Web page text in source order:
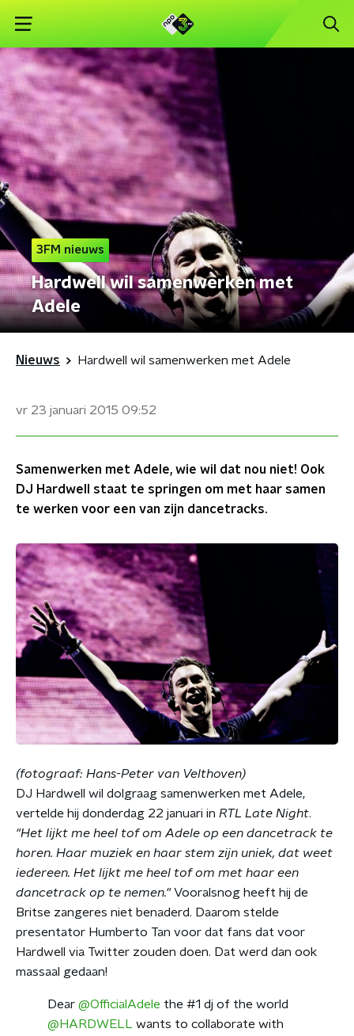
3FM nieuws
Hardwell wil samenwerken met
Adele
Nieuws Hardwell wil samenwerken met Adele
vr 23 januari 2015 09:52
Samenwerken met Adele, wie wil dat nou niet! Ook
DJ Hardwell staat te springen om met haar samen
te werken voor een van zijn dancetracks.
(fotograaf: Hans-Peter van Velthoven)
DJ Hardwell wil dolgraag samenwerken met Adele,
vertelde hij donderdag 22 januari in RTL Late Night.
"Het lijkt me heel tof om Adele op een dancetrack te
horen. Haar muziek en haar stem zijn uniek, dat weet
iedereen. Het lijkt me heel tof om met haar een
dancetrack op te nemen."Vooralsnog heeft hij de
Britse zangeres niet benaderd. Daarom stelde
presentator Humberto Tan voor dat fans dat voor
Hardwell via Twitter zouden doen. Dat werd dan ook
massaal gedaan!
Dear @OfficialAdele the #1 dj of the world
@HARDWELL wants to collaborate with